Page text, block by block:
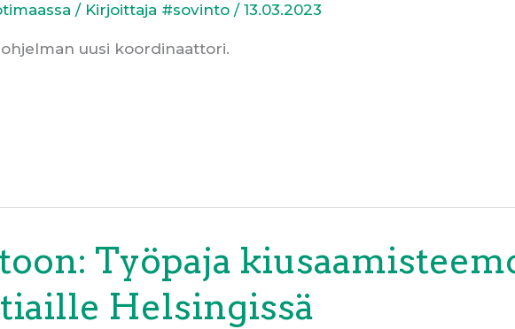
/ Kirjoittaja #sovinto / 13.03.2023
uusi koordinaattori.
Työpaja
Helsingissä